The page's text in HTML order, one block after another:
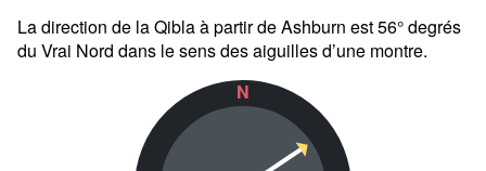
La direction de la Qibla à partir de Ashburn est 56° degrés
du Vrai Nord dans le sens des aiguilles d’une montre.
N